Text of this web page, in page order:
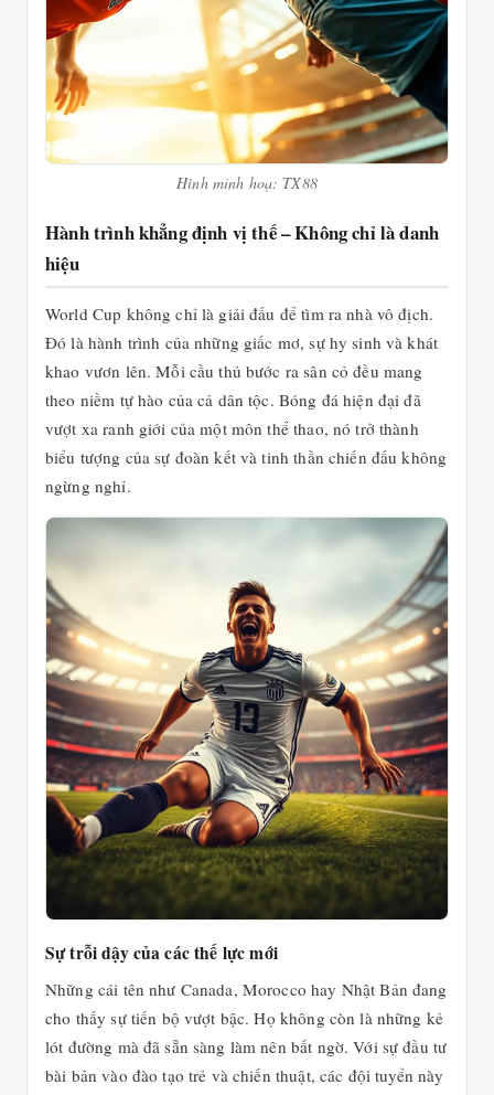
Hình minh hoạ: TX88
Hành trình khẳng định vị thế – Không chỉ là danh
hiệu
World Cup không chỉ là giải đấu để tìm ra nhà vô địch.
Đó là hành trình của những giấc mơ, sự hy sinh và khát
khao vươn lên. Mỗi cầu thủ bước ra sân cỏ đều mang
theo niềm tự hào của cả dân tộc. Bóng đá hiện đại đã
vượt xa ranh giới của một môn thể thao, nó trở thành
biểu tượng của sự đoàn kết và tinh thần chiến đấu không
ngừng nghỉ.
Sự trỗi dậy của các thế lực mới
Những cái tên như Canada, Morocco hay Nhật Bản đang
cho thấy sự tiến bộ vượt bậc. Họ không còn là những kẻ
lót đường mà đã sẵn sàng làm nên bất ngờ. Với sự đầu tư
bài bản vào đào tạo trẻ và chiến thuật, các đội tuyển này